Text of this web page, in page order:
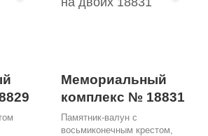
Мемориальный
комплекс № 18831
Памятник-валун с
восьмиконечным крестом,